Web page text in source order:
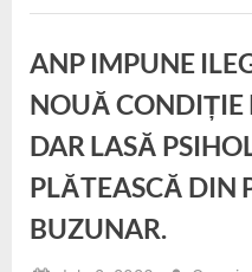
PENTRU
CONDUCERE
ESTE
FALS.
MOTIVAȚIA
DISPĂRUT.
CE
AR
TREBUI
FACĂ
DIRECTROUL
ANP IMPUNE
NOUĂ CONDIȚIE
DAR LASĂ
PLĂTEASCĂ DIN
BUZUNAR.